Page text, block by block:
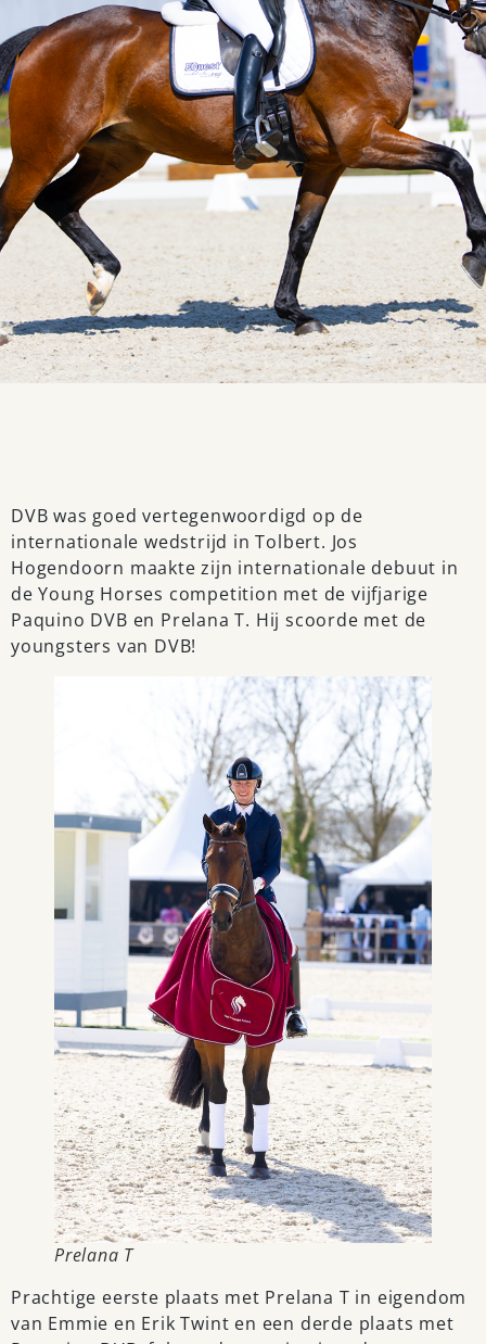
DVB was goed vertegenwoordigd op de
internationale wedstrijd in Tolbert. Jos
Hogendoorn maakte zijn internationale debuut in
de Young Horses competition met de vijfjarige
Paquino DVB en Prelana T. Hij scoorde met de
youngsters van DVB!
Prelana T
Prachtige eerste plaats met Prelana T in eigendom
van Emmie en Erik Twint en een derde plaats met